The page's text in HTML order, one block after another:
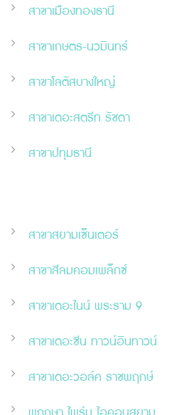
สาขาเมืองทองธานี
สาขาเกษตร-นวมินทร์
สาขาโลตัสบางใหญ่
สาขาเดอะสตรีท รัชดา
สาขาปทุมธานี
สาขาสยามเซ็นเตอร์
สาขาสีลมคอมเพล็กซ์
สาขาเดอะไนน์ พระราม 9
สาขาเดอะซีน ทาวน์อินทาวน์
สาขาเดอะวอล์ค ราชพฤกษ์